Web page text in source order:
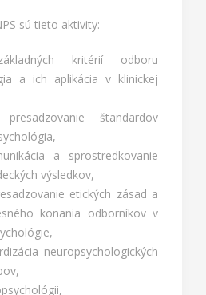
sú tieto aktivity:
kritérií odboru
a ich aplikácia v klinickej
štandardov
a sprostredkovanie
výsledkov,
etických zásad a
konania odborníkov v
neuropsychologických